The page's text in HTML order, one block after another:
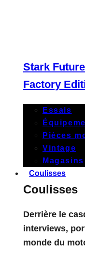
Stark
Factory
Essais
Pièces
Vintage
Coulisses
Coulisses
Derrière le
interviews,
monde du